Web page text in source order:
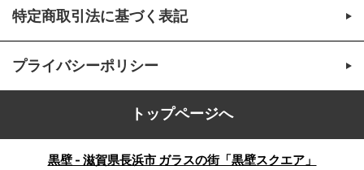
特定商取引法に基づく表記
プライバシーポリシー
トップページへ
黒壁 - 滋賀県長浜市 ガラスの街「黒壁スクエア」